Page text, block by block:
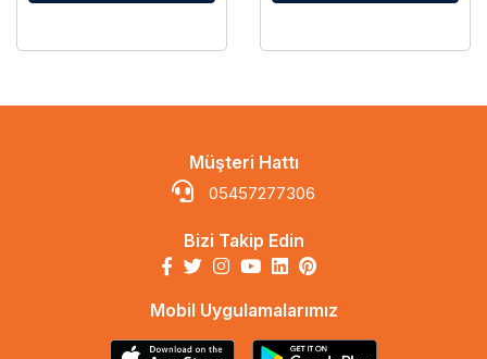
Müşteri Hattı
05457277306
Bizi Takip Edin
Mobil Uygulamalarımız